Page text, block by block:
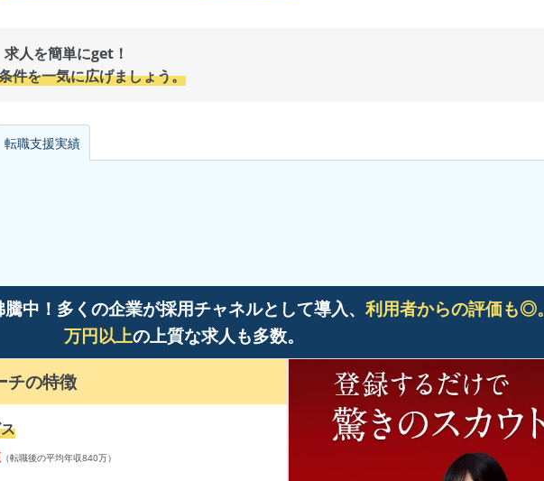
人を簡単にget！
件を一気に広げましょう。
転職支援実績
中！多くの企業が採用チャネルとして導入、利用者からの評価も◎。
万円以上の上質な求人も多数。
チの特徴
（転職後の平均年収840万）